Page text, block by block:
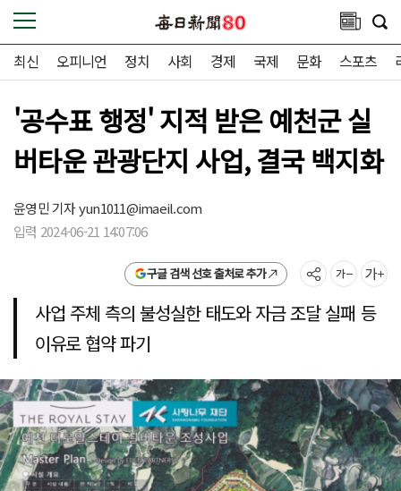
최신 오피니언 정치 사회 경제 국제 문화 스포츠
'공수표 행정' 지적 받은 예천군 실
버타운 관광단지 사업, 결국 백지화
윤영민 기자yun1011@imaeil.com
입력 2024-06-21 14:07:06
구글 검색 선호 출처로 추가
사업 주체 측의 불성실한 태도와 자금 조달 실패 등
이유로 협약 파기